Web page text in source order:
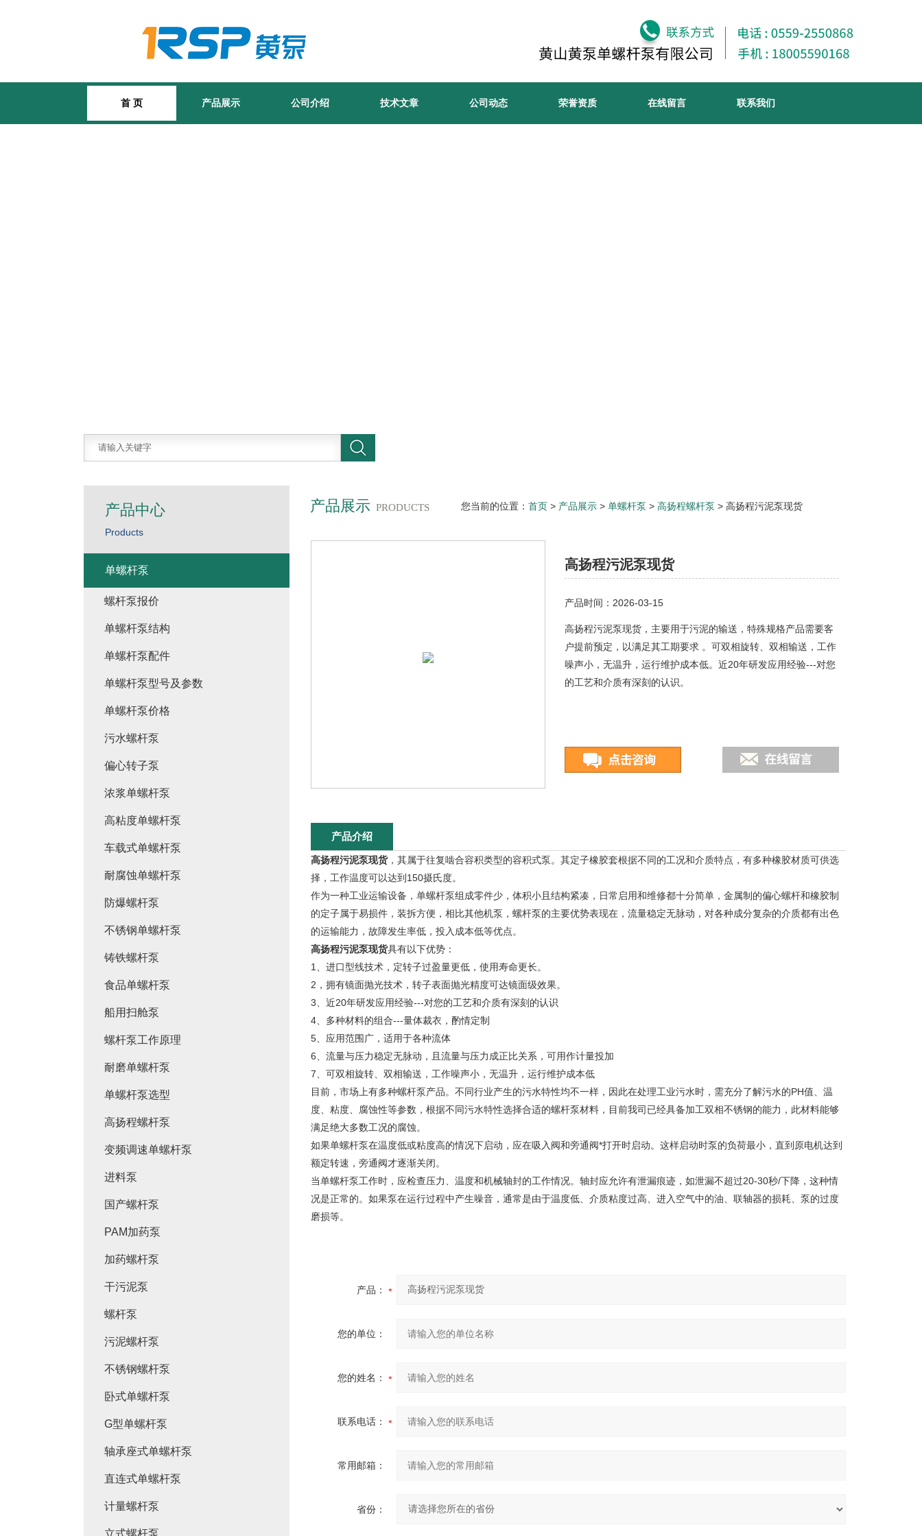
首 页 产品展示 公司介绍 技术文章 公司动态 荣誉资质 在线留言 联系我们
产品展示 PRODUCTS 您当前的位置： 首页 > 产品展示 > 单螺杆泵 > 高扬程螺杆泵 > 高扬程污泥泵现货
高扬程污泥泵现货
产品时间：2026-03-15
高扬程污泥泵现货，主要用于污泥的输送，特殊规格产品需要客
户提前预定，以满足其工期要求 。可双相旋转、双相输送，工作
噪声小，无温升，运行维护成本低。近20年研发应用经验---对您
的工艺和介质有深刻的认识。
产品介绍
高扬程污泥泵现货，其属于往复啮合容积类型的容积式泵。其定子橡胶套根据不同的工况和介质特点，有多种橡胶材质可供选
择，工作温度可以达到150摄氏度。
作为一种工业运输设备，单螺杆泵组成零件少，体积小且结构紧凑，日常启用和维修都十分简单，金属制的偏心螺杆和橡胶制
的定子属于易损件，装拆方便，相比其他机泵，螺杆泵的主要优势表现在，流量稳定无脉动，对各种成分复杂的介质都有出色
的运输能力，故障发生率低，投入成本低等优点。
高扬程污泥泵现货具有以下优势：
1、进口型线技术，定转子过盈量更低，使用寿命更长。
2，拥有镜面抛光技术，转子表面抛光精度可达镜面级效果。
3、近20年研发应用经验---对您的工艺和介质有深刻的认识
4、多种材料的组合---量体裁衣，酌情定制
5、应用范围广，适用于各种流体
6、流量与压力稳定无脉动，且流量与压力成正比关系，可用作计量投加
7、可双相旋转、双相输送，工作噪声小，无温升，运行维护成本低
目前，市场上有多种螺杆泵产品。不同行业产生的污水特性均不一样，因此在处理工业污水时，需充分了解污水的PH值、温
度、粘度、腐蚀性等参数，根据不同污水特性选择合适的螺杆泵材料，目前我司已经具备加工双相不锈钢的能力，此材料能够
满足绝大多数工况的腐蚀。
如果单螺杆泵在温度低或粘度高的情况下启动，应在吸入阀和旁通阀*打开时启动。这样启动时泵的负荷最小，直到原电机达到
额定转速，旁通阀才逐渐关闭。
当单螺杆泵工作时，应检查压力、温度和机械轴封的工作情况。轴封应允许有泄漏痕迹，如泄漏不超过20-30秒/下降，这种情
况是正常的。如果泵在运行过程中产生噪音，通常是由于温度低、介质粘度过高、进入空气中的油、联轴器的损耗、泵的过度
磨损等。
产品：
您的单位：
您的姓名：
联系电话：
常用邮箱：
省份：
产品中心
Products
单螺杆泵
螺杆泵报价
单螺杆泵结构
单螺杆泵配件
单螺杆泵型号及参数
单螺杆泵价格
污水螺杆泵
偏心转子泵
浓浆单螺杆泵
高粘度单螺杆泵
车载式单螺杆泵
耐腐蚀单螺杆泵
防爆螺杆泵
不锈钢单螺杆泵
铸铁螺杆泵
食品单螺杆泵
船用扫舱泵
螺杆泵工作原理
耐磨单螺杆泵
单螺杆泵选型
高扬程螺杆泵
变频调速单螺杆泵
进料泵
国产螺杆泵
PAM加药泵
加药螺杆泵
干污泥泵
螺杆泵
污泥螺杆泵
不锈钢螺杆泵
卧式单螺杆泵
G型单螺杆泵
轴承座式单螺杆泵
直连式单螺杆泵
计量螺杆泵
立式螺杆泵